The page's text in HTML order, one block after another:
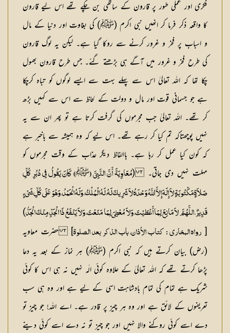
فکری اور عملی طور پر قارون کے ساتھی بن چکے تھے اس لیے قارون
کا واقعہ ذکر فرما کر انھیں نبی اکرم (ﷺ) کی بغاوت اور دنیا کے مال
و اسباب پر فخر و غرور کرنے سے روکا گیا ہے۔ لیکن یہ لوگ قارون
کی طرح فخر و غرور میں آگے ہی بڑھتے گئے۔ جس طرح قارون بھول
چکا تھا کہ اللہ تعالیٰ اس سے پہلے بہت سے ایسے لوگوں کو تباہ کرچکا
ہے جو جسمانی قوت اور مال و دولت کے لحاظ سے اس سے کہیں بڑھ
کر تھے۔ اللہ تعالیٰ جب مجرموں کی گرفت کرتا ہے تو پھر ان سے یہ
نہیں پوچھتاکہ تم کیا کر رہے تھے۔ اس لیے کہ وہ ہمیشہ سے باخبر ہے
کہ کون کیا عمل کر رہا ہے۔ باالفاظ دیگر عذاب کے وقت مجرموں کو
مہلت نہیں دی جاتی۔ (مُعَاوِیَۃَ أَنَّ النَّبِیَّ (ﷺ) کَانَ یَقُولُ فِی دُبُرِ کُلِّ
صَلاَۃٍ مَکْتُوبَۃٍ لاَ إِلَہَ إِلاَّ اللَّہُ وَحْدَہُ لاَ شَرِیکَ لَہُ، لَہُ الْمُلْکُ، وَلَہُ الْحَمْدُ، وَہْوَ عَلَی کُلِّ شَیْءٍ
قَدِیرٌ، اللَّہُمَّ لاَ مَانِعَ لِمَا أَعْطَیْتَ، وَلاَ مُعْطِیَ لِمَا مَنَعْتَ، وَلاَ یَنْفَعُ ذَا الْجَدِّ مِنْکَ الْجَدُّ)
[ رواہ البخاری : کتاب الأذان، باب الذکر بعد الصلوۃ] حضرت معاویہ
(رض) بیان کرتے ہیں کہ نبی اکرم (ﷺ) ہر نماز کے بعد یہ دعا
پڑھا کرتے تھے کہ اللہ تعالیٰ کے علاوہ کوئی الٰہ نہیں نہ ہی اس کا کوئی
شریک ہے تمام کی تمام بادشاہت اسی کے لیے ہے اور وہ ہی سب
تعریفوں کے لائق ہے اور وہ ہر چیز پر قادر ہے۔ اے اللہ! جو چیز تو
دے اسے کوئی روکنے والا نہیں اور جو چیز تو نہ دے اسے کوئی دینے